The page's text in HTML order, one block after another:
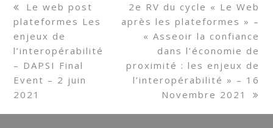
previous
post:
Le web post
plateformes Les
enjeux de
l’interopérabilité
– DAPSI Final
Event – 2 juin
2021
next
post:
2e RV du cycle « Le Web
après les plateformes » –
« Asseoir la confiance
dans l’économie de
proximité : les enjeux de
l’interopérabilité » – 16
Novembre 2021